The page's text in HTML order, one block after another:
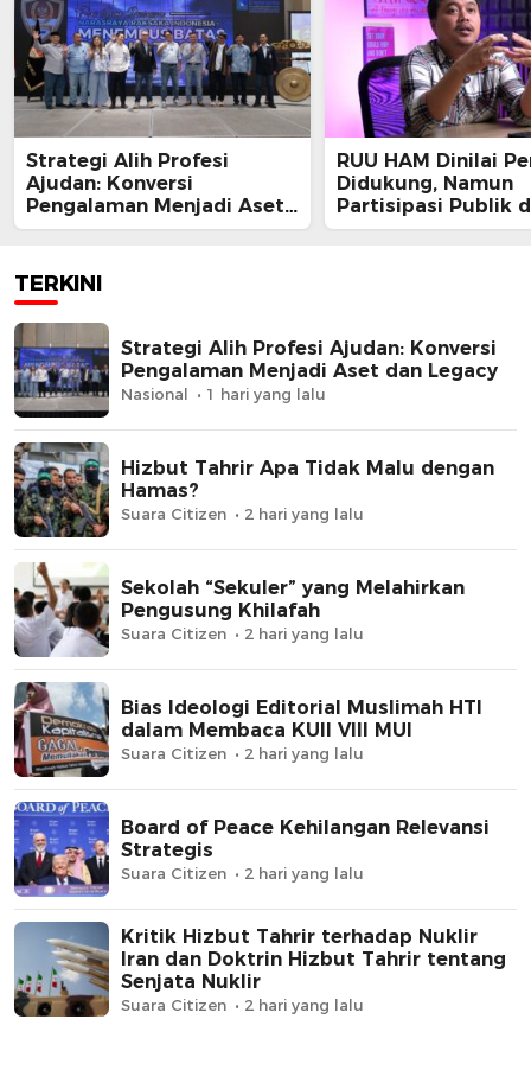
Strategi Alih Profesi
Ajudan: Konversi
Pengalaman Menjadi Aset
dan Legacy
RUU HAM Dinilai
Didukung, Namun
Partisipasi Publik
Perbaikan
TERKINI
Strategi Alih Profesi Ajudan: Konversi
Pengalaman Menjadi Aset dan Legacy
Nasional 1 hari yang lalu
Hizbut Tahrir Apa Tidak Malu dengan
Hamas?
Suara Citizen 2 hari yang lalu
Sekolah “Sekuler” yang Melahirkan
Pengusung Khilafah
Suara Citizen 2 hari yang lalu
Bias Ideologi Editorial Muslimah HTI
dalam Membaca KUII VIII MUI
Suara Citizen 2 hari yang lalu
Board of Peace Kehilangan Relevansi
Strategis
Suara Citizen 2 hari yang lalu
Kritik Hizbut Tahrir terhadap Nuklir
Iran dan Doktrin Hizbut Tahrir tentang
Senjata Nuklir
Suara Citizen 2 hari yang lalu